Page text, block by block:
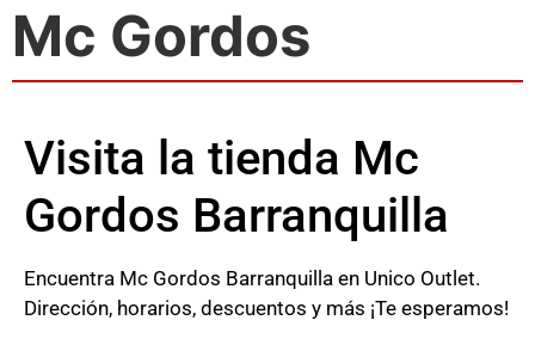
Mc Gordos
Visita la tienda Mc
Gordos Barranquilla
Encuentra Mc Gordos Barranquilla en Unico Outlet.
Dirección, horarios, descuentos y más ¡Te esperamos!